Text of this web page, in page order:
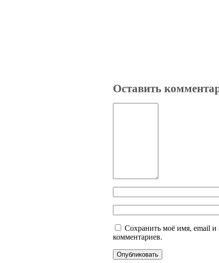
Оставить
Сохранить моё имя, email и
комментариев.